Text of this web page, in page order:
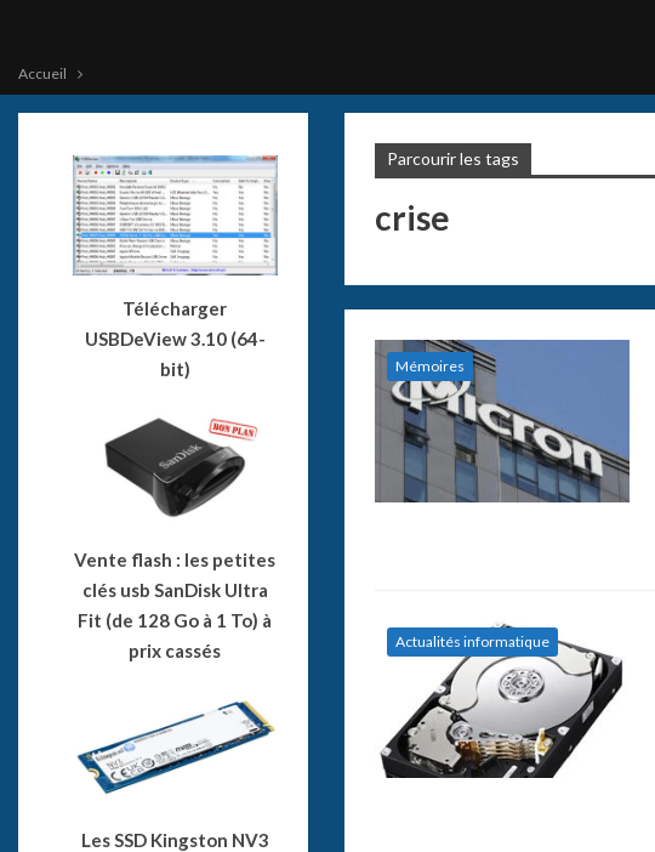
Accueil
Parcourir les tags
crise
Mémoires
Actualités informatique
Télécharger
USBDeView 3.10 (64-
bit)
Vente flash : les petites
clés usb SanDisk Ultra
Fit (de 128 Go à 1 To) à
prix cassés
Les SSD Kingston NV3